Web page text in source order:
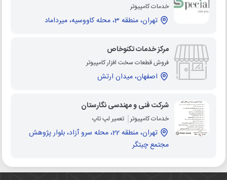
خدمات کامپیوتر
تهران، منطقه 3، محله کاووسیه، میرداماد
مرکز خدمات تکنوخاص
فروش قطعات سخت افزار کامپیوتر
اصفهان، میدان ارتش
شرکت فنی و مهندسی نگارستان
خدمات کامپیوتر تعمیر لپ تاپ
تهران، منطقه 22، محله سرو آزاد، بلوار پژوهش
مجتمع چیتگر